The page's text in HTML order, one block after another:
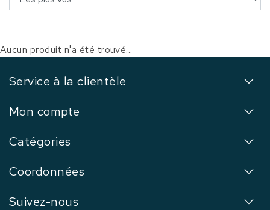
Aucun produit n'a été trouvé...
Service à la clientèle
Mon compte
Catégories
Coordonnées
Suivez-nous